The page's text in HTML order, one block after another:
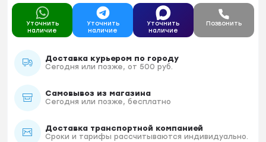
Уточнить
наличие
Уточнить
наличие
Уточнить
наличие
Позвонить
Доставка курьером по городу
Сегодня или позже, от 500 руб.
Самовывоз из магазина
Сегодня или позже, бесплатно
Доставка транспортной компанией
Сроки и тарифы рассчитываются индивидуально.